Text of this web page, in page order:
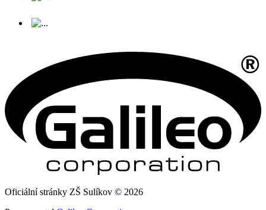
Oficiální stránky ZŠ Sulíkov © 2026